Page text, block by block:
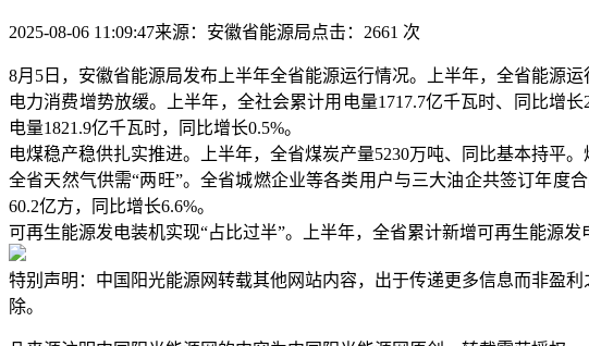
2025-08-06 11:09:47来源：安徽省能源局点击：2661 次
8月5日，安徽省能源局发布上半年全省能源运行情况。上半年，全省能源
电力消费增势放缓。上半年，全社会累计用电量1717.7亿千瓦时、同比增
电量1821.9亿千瓦时，同比增长0.5%。
电煤稳产稳供扎实推进。上半年，全省煤炭产量5230万吨、同比基本持平
全省天然气供需“两旺”。全省城燃企业等各类用户与三大油企共签订年度
60.2亿方，同比增长6.6%。
可再生能源发电装机实现“占比过半”。上半年，全省累计新增可再生能源
特别声明：中国阳光能源网转载其他网站内容，出于传递更多信息而非盈
除。